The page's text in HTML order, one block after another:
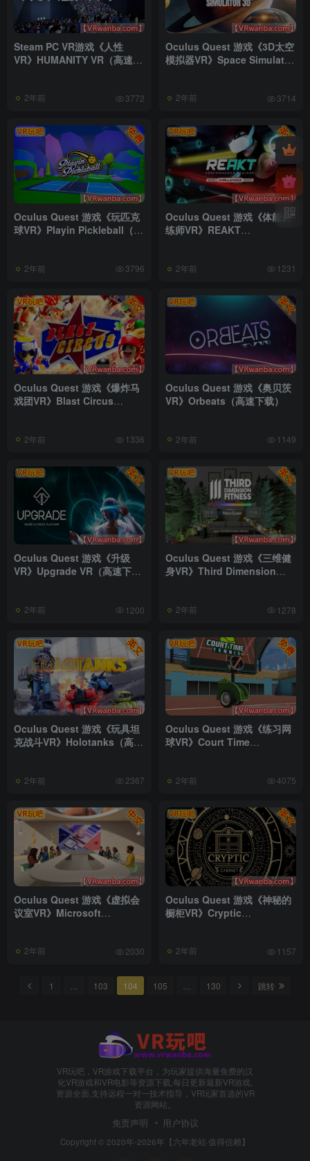
Steam PC VR游戏《人性
VR》HUMANITY VR（高速下
2年前 3772
Oculus Quest 游戏《3D太空
模拟器VR》Space Simulator
2年前 3714
Oculus Quest 游戏《玩匹克
球VR》Playin Pickleball（高
2年前 3796
Oculus Quest 游戏《体能训
练师VR》REAKT
2年前 1231
Oculus Quest 游戏《爆炸马
戏团VR》Blast Circus
2年前 1336
Oculus Quest 游戏《奥贝茨
VR》Orbeats（高速下载）
2年前 1149
Oculus Quest 游戏《升级
VR》Upgrade VR（高速下
2年前 1200
Oculus Quest 游戏《三维健
身VR》Third Dimension
2年前 1278
Oculus Quest 游戏《玩具坦
克战斗VR》Holotanks（高速
2年前 2367
Oculus Quest 游戏《练习网
球VR》Court Time
2年前 4075
Oculus Quest 游戏《虚拟会
议室VR》Microsoft
2年前 2030
Oculus Quest 游戏《神秘的
橱柜VR》Cryptic
2年前 1157
1 103 104 105 130 跳转
VR玩吧，VR游戏下载平台，为玩家提供海量免费的汉
化VR游戏和VR电影等资源下载,每日更新最新VR游戏,
资源全面,支持远程一对一技术指导，VR玩家首选的VR
资源网站。
免责声明 用户协议
Copyright © 2020年-2026年【六年老站·值得信赖】